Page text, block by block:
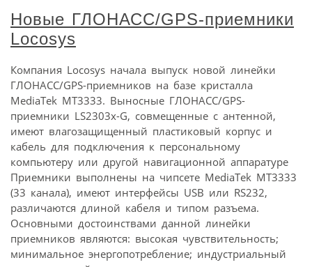
Новые ГЛОНАСС/GPS-приемники
Locosys
Компания Locosys начала выпуск новой линейки
ГЛОНАСС/GPS-приемников на базе кристалла
MediaTek MT3333. Выносные ГЛОНАСС/GPS-
приемники LS2303x-G, совмещенные с антенной,
имеют влагозащищенный пластиковый корпус и
кабель для подключения к персональному
компьютеру или другой навигационной аппаратуре
Приемники выполнены на чипсете MediaTek MT3333
(33 канала), имеют интерфейсы USB или RS232,
различаются длиной кабеля и типом разъема.
Основными достоинствами данной линейки
приемников являются: высокая чувствительность;
минимальное энергопотребление; индустриальный